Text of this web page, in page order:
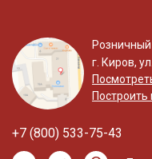
г. Киров,
+7 (800) 533-75-43